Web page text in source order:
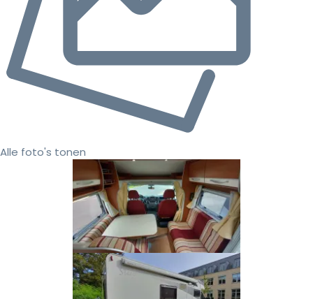
Alle foto's tonen